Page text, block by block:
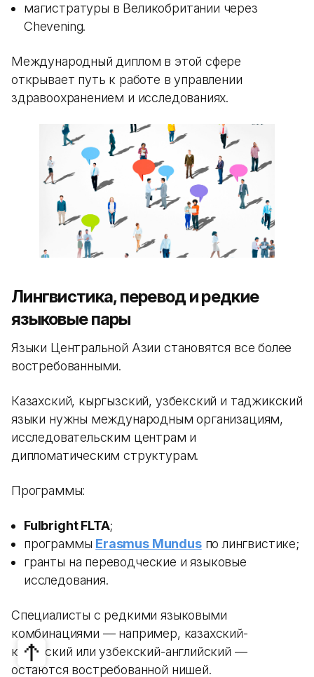
магистратуры в Великобритании через
Chevening.
Международный диплом в этой сфере
открывает путь к работе в управлении
здравоохранением и исследованиях.
Лингвистика, перевод и редкие
языковые пары
Языки Центральной Азии становятся все более
востребованными.
Казахский, кыргызский, узбекский и таджикский
языки нужны международным организациям,
исследовательским центрам и
дипломатическим структурам.
Программы:
Fulbright FLTA;
программы Erasmus Mundusпо лингвистике;
гранты на переводческие и языковые
исследования.
Специалисты с редкими языковыми
комбинациями — например, казахский-
китайский или узбекский-английский —
остаются востребованной нишей.